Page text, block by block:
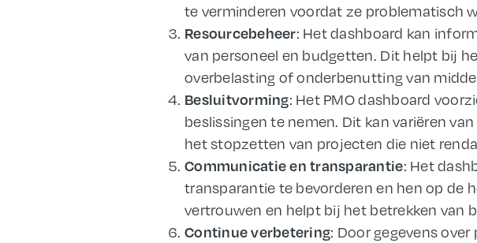
te verminderen voordat ze problematisch
Resourcebeheer: Het dashboard kan
van personeel en budgetten. Dit helpt bij
overbelasting of onderbenutting van
Besluitvorming: Het PMO dashboard
beslissingen te nemen. Dit kan variëren
het stopzetten van projecten die niet
Communicatie en transparantie: Het
transparantie te bevorderen en hen op de
vertrouwen en helpt bij het betrekken van
Continue verbetering: Door gegevens